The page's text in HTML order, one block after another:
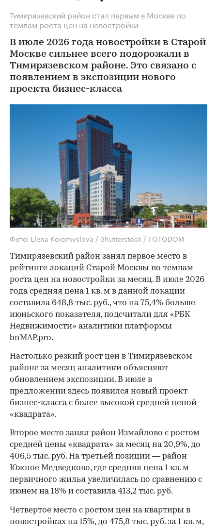
Тимирязевский район стал первым в Москве по
темпам роста цен на новостройки
В июле 2026 года новостройки в Старой
Москве сильнее всего подорожали в
Тимирязевском районе. Это связано с
появлением в экспозиции нового
проекта бизнес-класса
Фото: Elena Koromyslova / Shutterstock / FOTODOM
Тимирязевский район занял первое место в
рейтинге локаций Старой Москвы по темпам
роста цен на новостройки за месяц. В июле 2026
года средняя цена 1 кв. м в данной локации
составила 648,8 тыс. руб., что на 75,4% больше
июньского показателя, подсчитали для «РБК
Недвижимости» аналитики платформы
bnMAP.pro.
Настолько резкий рост цен в Тимирязевском
районе за месяц аналитики объясняют
обновлением экспозиции. В июле в
предложении здесь появился новый проект
бизнес-класса с более высокой средней ценой
«квадрата».
Второе место занял район Измайлово с ростом
средней цены «квадрата» за месяц на 20,9%, до
406,5 тыс. руб. На третьей позиции — район
Южное Медведково, где средняя цена 1 кв. м
первичного жилья увеличилась по сравнению с
июнем на 18% и составила 413,2 тыс. руб.
Четвертое место с ростом цен на квартиры в
новостройках на 15%, до 475,8 тыс. руб. за 1 кв. м,